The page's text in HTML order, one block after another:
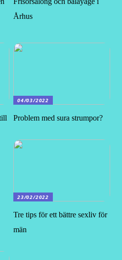
Århus
04/03/2022
Problem med sura strumpor?
23/02/2022
Tre tips för ett bättre sexliv för
män